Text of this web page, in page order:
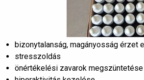
bizonytalanság, magányosság érzet
stresszoldás
önértékelési zavarok megszüntetése